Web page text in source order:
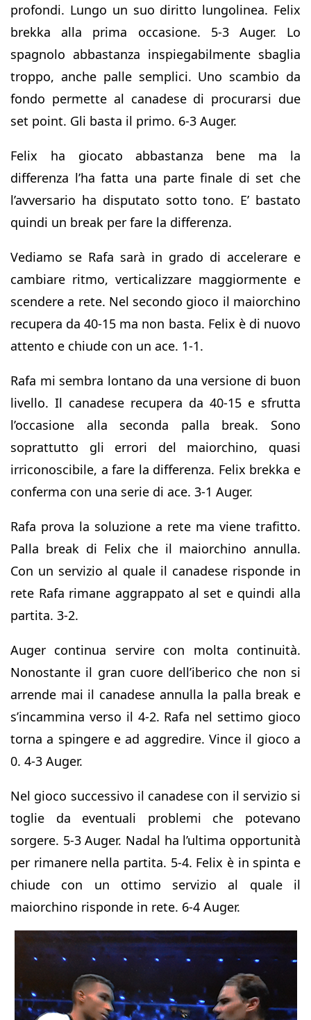
profondi. Lungo un suo diritto lungolinea. Felix
brekka alla prima occasione. 5-3 Auger. Lo
spagnolo abbastanza inspiegabilmente sbaglia
troppo, anche palle semplici. Uno scambio da
fondo permette al canadese di procurarsi due
set point. Gli basta il primo. 6-3 Auger.
Felix ha giocato abbastanza bene ma la
differenza l’ha fatta una parte finale di set che
l’avversario ha disputato sotto tono. E’ bastato
quindi un break per fare la differenza.
Vediamo se Rafa sarà in grado di accelerare e
cambiare ritmo, verticalizzare maggiormente e
scendere a rete. Nel secondo gioco il maiorchino
recupera da 40-15 ma non basta. Felix è di nuovo
attento e chiude con un ace. 1-1.
Rafa mi sembra lontano da una versione di buon
livello. Il canadese recupera da 40-15 e sfrutta
l’occasione alla seconda palla break. Sono
soprattutto gli errori del maiorchino, quasi
irriconoscibile, a fare la differenza. Felix brekka e
conferma con una serie di ace. 3-1 Auger.
Rafa prova la soluzione a rete ma viene trafitto.
Palla break di Felix che il maiorchino annulla.
Con un servizio al quale il canadese risponde in
rete Rafa rimane aggrappato al set e quindi alla
partita. 3-2.
Auger continua servire con molta continuità.
Nonostante il gran cuore dell’iberico che non si
arrende mai il canadese annulla la palla break e
s’incammina verso il 4-2. Rafa nel settimo gioco
torna a spingere e ad aggredire. Vince il gioco a
0. 4-3 Auger.
Nel gioco successivo il canadese con il servizio si
toglie da eventuali problemi che potevano
sorgere. 5-3 Auger. Nadal ha l’ultima opportunità
per rimanere nella partita. 5-4. Felix è in spinta e
chiude con un ottimo servizio al quale il
maiorchino risponde in rete. 6-4 Auger.